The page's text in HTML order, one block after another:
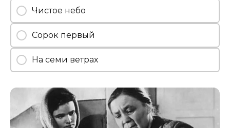
Чистое небо
Сорок первый
На семи ветрах